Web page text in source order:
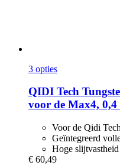
3 opties
QIDI Tech
voor de Max4, 0,4
Voor de Qidi
Geïntegreerd
Hoge
€ 60,49